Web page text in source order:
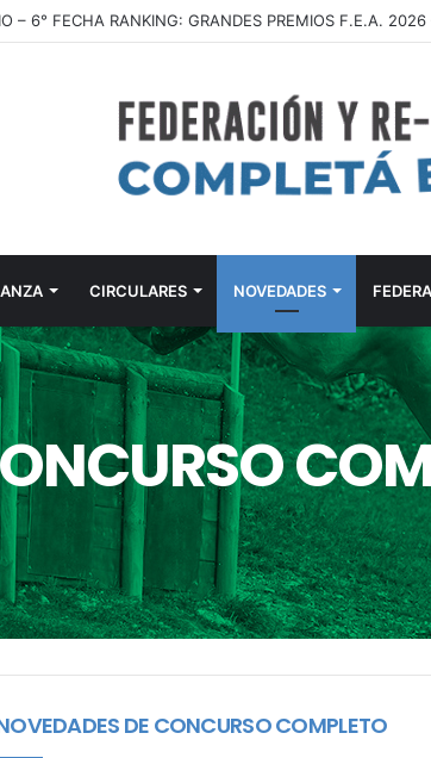
CIRCULARES NOVEDADES
DE CONCURSO COMPLETO